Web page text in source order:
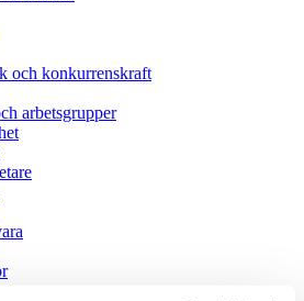
och konkurrenskraft
arbetsgrupper